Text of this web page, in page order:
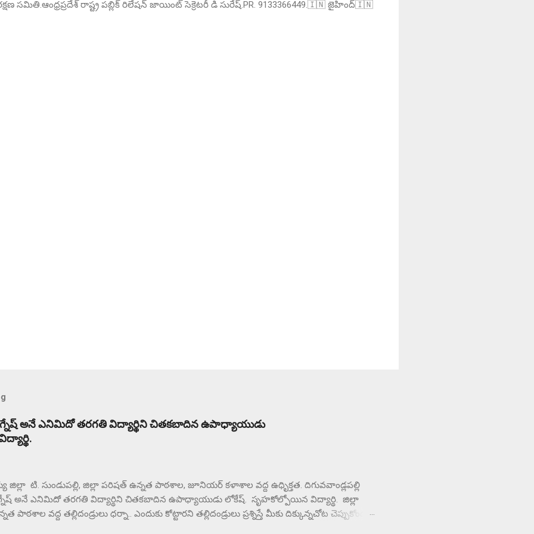
సమితి.ఆంధ్రప్రదేశ్ రాష్ట్ర పబ్లిక్ రిలేషన్ జాయింట్ సెక్రెటరీ డి సురేష్.PR. 9133366449.🇮🇳 జైహింద్🇮🇳
విగ్నేష్ అనే ఎనిమిదో తరగతి విద్యార్థిని చితకబాదిన ఉపాధ్యాయుడు
జిల్లా టి. సుండుపల్లి, జిల్లా పరిషత్ ఉన్నత పాఠశాల, జూనియర్ కళాశాల వద్ద ఉధృిక్తత. దిగువవాండ్లపల్లి
అనే ఎనిమిదో తరగతి విద్యార్థిని చితకబాదిన ఉపాధ్యాయుడు లోకేష్. సృహకోల్పోయిన విద్యార్థి. జిల్లా
పాఠశాల వద్ద తల్లిదండ్రులు ధర్నా.. ఎందుకు కోట్టారని తల్లిదండ్రులు ప్రశ్నిస్తే మీకు దిక్కున్నచోట చెప్పుకోండని